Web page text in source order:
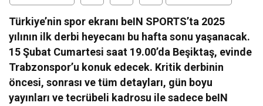
Türkiye’nin spor ekranı beIN SPORTS’ta 2025
yılının ilk derbi heyecanı bu hafta sonu yaşanacak.
15 Şubat Cumartesi saat 19.00’da Beşiktaş, evinde
Trabzonspor’u konuk edecek. Kritik derbinin
öncesi, sonrası ve tüm detayları, gün boyu
yayınları ve tecrübeli kadrosu ile sadece beIN